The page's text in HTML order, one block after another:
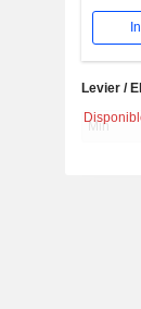
Levier /